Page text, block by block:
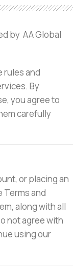
by AA Global
rules and
By
you agree to
carefully
or placing an
Terms and
along with all
not agree with
using our